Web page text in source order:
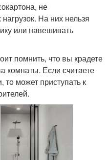
не
На них нельзя
или навешивать
помнить, что вы крадете
комнаты. Если считаете
может приступать к